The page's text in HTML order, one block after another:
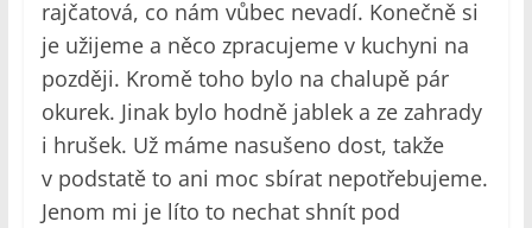
rajčatová, co nám vůbec nevadí. Konečně si
je užijeme a něco zpracujeme v kuchyni na
později. Kromě toho bylo na chalupě pár
okurek. Jinak bylo hodně jablek a ze zahrady
i hrušek. Už máme nasušeno dost, takže
v podstatě to ani moc sbírat nepotřebujeme.
Jenom mi je líto to nechat shnít pod